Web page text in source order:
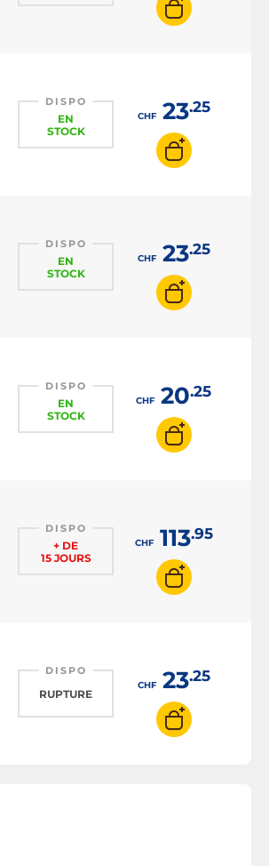
DISPO
EN
STOCK
CHF23.25
DISPO
EN
STOCK
CHF23.25
DISPO
EN
STOCK
CHF20.25
DISPO
+ DE
15 JOURS
CHF113.95
DISPO
RUPTURE
CHF23.25